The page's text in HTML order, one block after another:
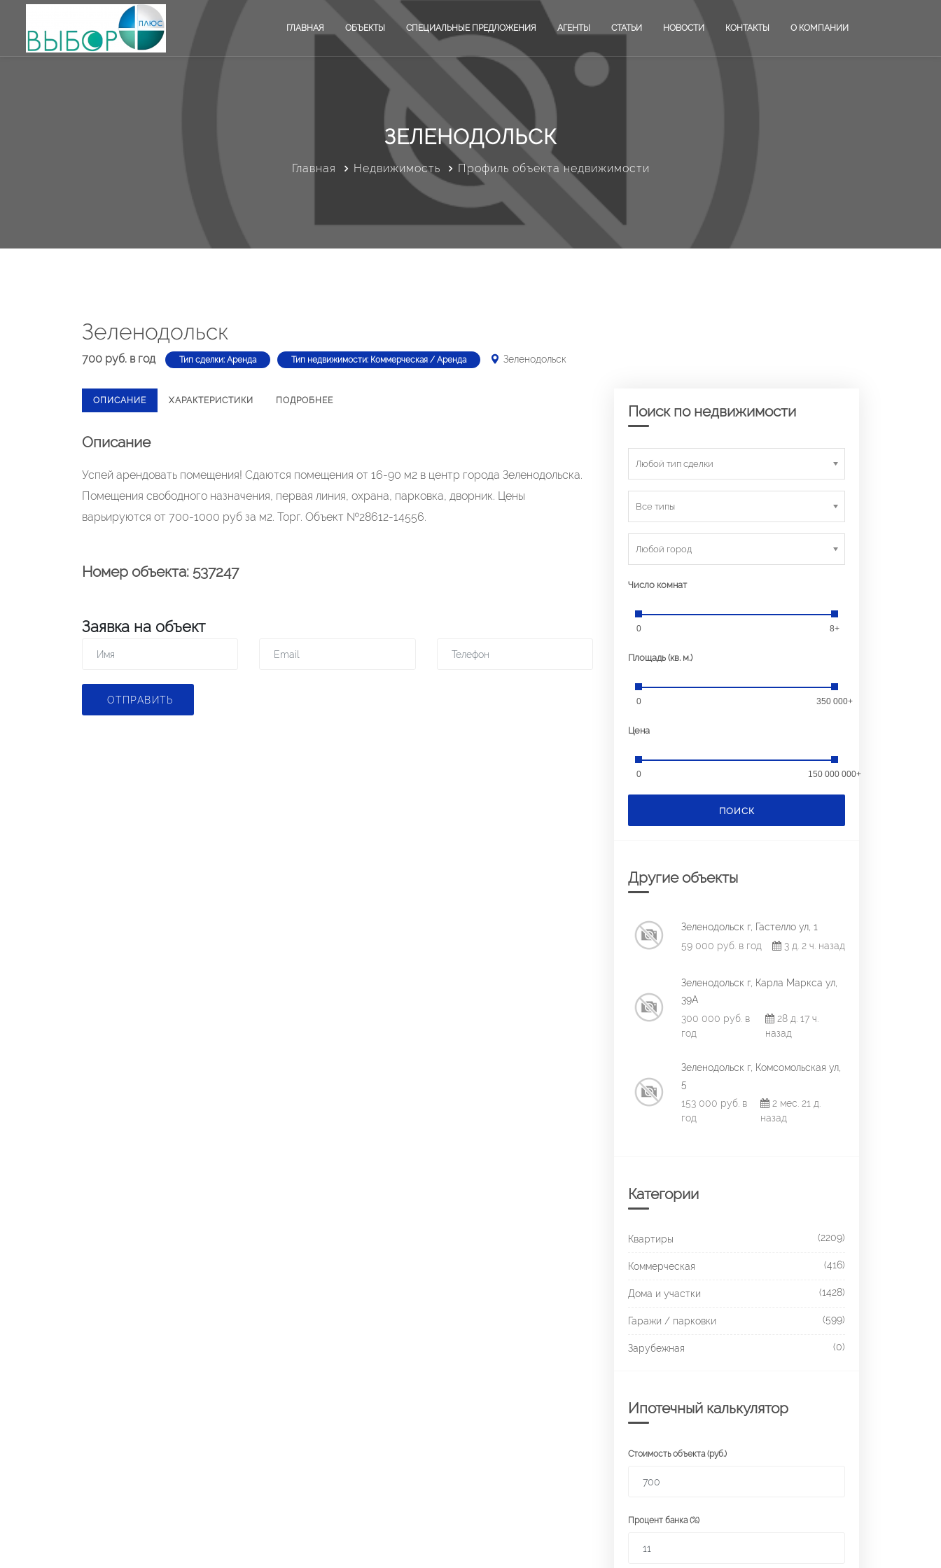
ГЛАВНАЯ ОБЪЕКТЫ СПЕЦИАЛЬНЫЕ ПРЕДЛОЖЕНИЯ АГЕНТЫ СТАТЬИ НОВОСТИ КОНТАКТЫ О КОМПАНИИ
ЗЕЛЕНОДОЛЬСК
Главная Недвижимость Профиль объекта недвижимости
Зеленодольск
700 руб. в год Тип сделки: Аренда Тип недвижимости: Коммерческая / Аренда Зеленодольск
ОПИСАНИЕ ХАРАКТЕРИСТИКИ ПОДРОБНЕЕ
Описание
Успей арендовать помещения! Сдаются помещения от 16-90 м2 в центр города Зеленодольска.
Помещения свободного назначения, первая линия, охрана, парковка, дворник. Цены
варьируются от 700-1000 руб за м2. Торг. Объект №28612-14556.
Номер объекта: 537247
Заявка на объект
ОТПРАВИТЬ
Поиск по недвижимости
Любой тип сделки
Все типы
Любой город
Число комнат
0 8+
Площадь (кв. м.)
0 350 000+
Цена
0 150 000 000+
ПОИСК
Другие объекты
Зеленодольск г, Гастелло ул, 1
59 000 руб. в год
3 д. 2 ч. назад
Зеленодольск г, Карла Маркса ул,
39А
300 000 руб. в
год
28 д. 17 ч.
назад
Зеленодольск г, Комсомольская ул,
5
153 000 руб. в
год
2 мес. 21 д.
назад
Категории
Квартиры (2209)
Коммерческая (416)
Дома и участки (1428)
Гаражи / парковки (599)
Зарубежная (0)
Ипотечный калькулятор
Стоимость объекта (руб.)
Процент банка (%)